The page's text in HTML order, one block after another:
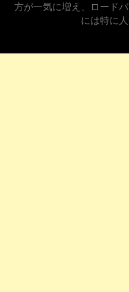
方が一気に増え、ロード
には特に